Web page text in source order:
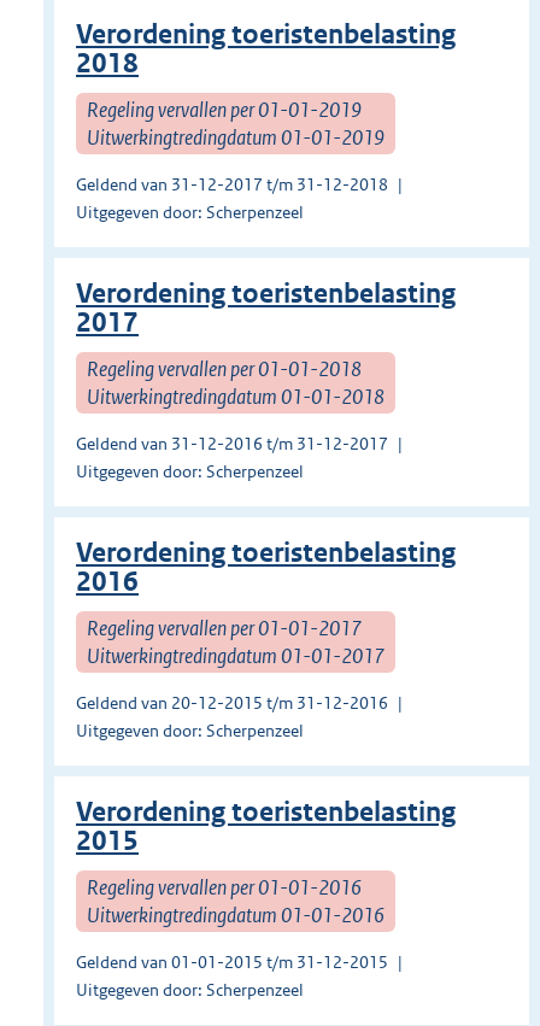
Verordening toeristenbelasting
2018
Regeling vervallen per 01-01-2019
Uitwerkingtredingdatum 01-01-2019
Geldend van 31-12-2017 t/m 31-12-2018
Uitgegeven door: Scherpenzeel
Verordening toeristenbelasting
2017
Regeling vervallen per 01-01-2018
Uitwerkingtredingdatum 01-01-2018
Geldend van 31-12-2016 t/m 31-12-2017
Uitgegeven door: Scherpenzeel
Verordening toeristenbelasting
2016
Regeling vervallen per 01-01-2017
Uitwerkingtredingdatum 01-01-2017
Geldend van 20-12-2015 t/m 31-12-2016
Uitgegeven door: Scherpenzeel
Verordening toeristenbelasting
2015
Regeling vervallen per 01-01-2016
Uitwerkingtredingdatum 01-01-2016
Geldend van 01-01-2015 t/m 31-12-2015
Uitgegeven door: Scherpenzeel